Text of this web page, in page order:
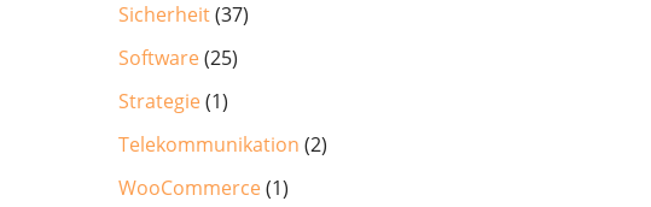
Sicherheit(37)
Software(25)
Strategie(1)
Telekommunikation (2)
WooCommerce(1)